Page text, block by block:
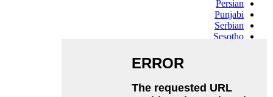
Persian
Punjabi
Serbian
Sesotho
Samoan